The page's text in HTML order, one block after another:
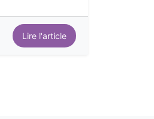
Lire l'article